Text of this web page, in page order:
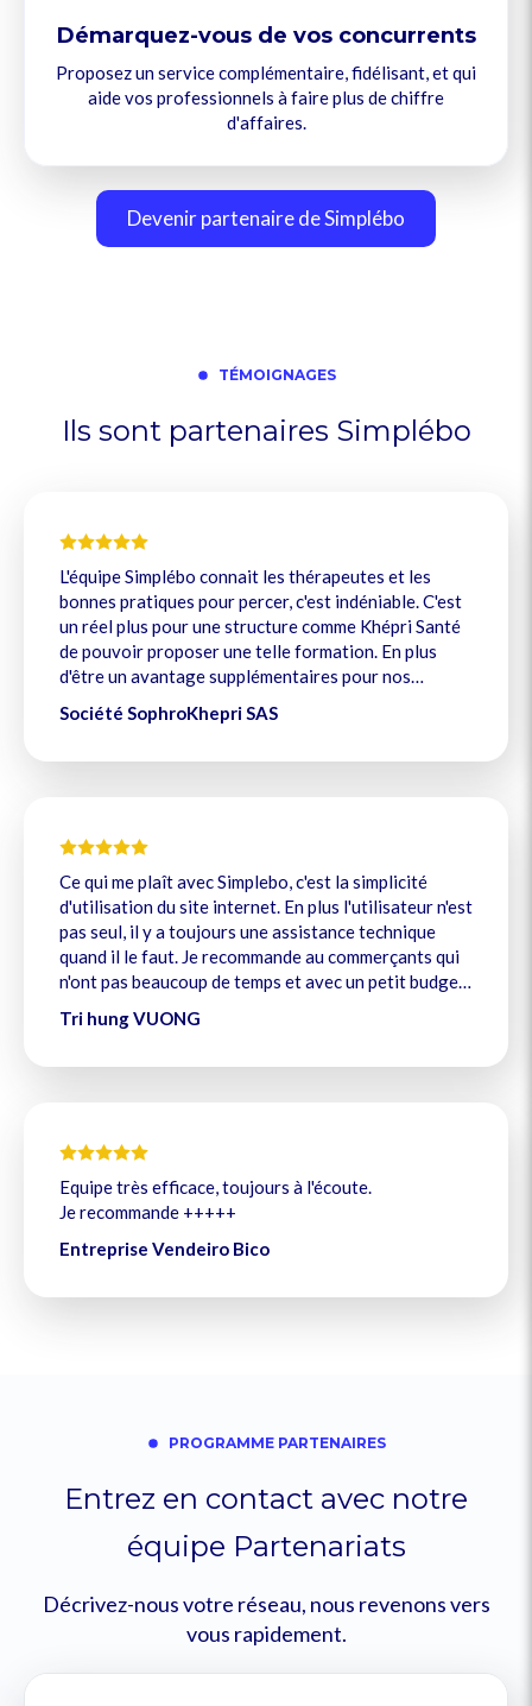
Démarquez-vous de vos concurrents
Proposez un service complémentaire, fidélisant, et qui
aide vos professionnels à faire plus de chiffre
d'affaires.
Devenir partenaire de Simplébo
TÉMOIGNAGES
Ils sont partenaires Simplébo
L'équipe Simplébo connait les thérapeutes et les
bonnes pratiques pour percer, c'est indéniable. C'est
un réel plus pour une structure comme Khépri Santé
de pouvoir proposer une telle formation. En plus
d'être un avantage supplémentaires pour nos
conseils pratiques, exemples concrets, mises en
communication à leur calendrier.
Société SophroKhepri SAS
Ce qui me plaît avec Simplebo, c'est la simplicité
d'utilisation du site internet. En plus l'utilisateur n'est
pas seul, il y a toujours une assistance technique
quand il le faut. Je recommande au commerçants qui
n'ont pas beaucoup de temps et avec un petit budget,
Tri hung VUONG
Equipe très efficace, toujours à l'écoute.
Je recommande +++++
Entreprise Vendeiro Bico
PROGRAMME PARTENAIRES
Entrez en contact avec notre
équipe Partenariats
Décrivez-nous votre réseau, nous revenons vers
vous rapidement.